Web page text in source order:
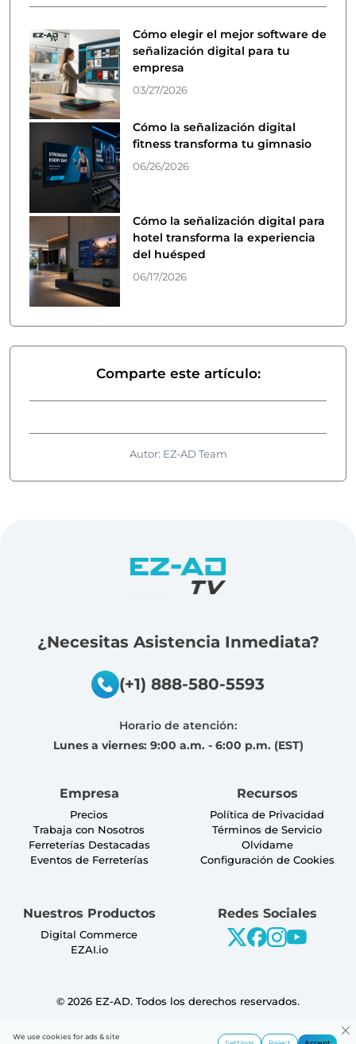
Cómo elegir el mejor software de
señalización digital para tu
empresa
03/27/2026
Cómo la señalización digital
fitness transforma tu gimnasio
06/26/2026
Cómo la señalización digital para
hotel transforma la experiencia
del huésped
06/17/2026
Comparte este artículo:
Autor: EZ-AD Team
We use cookies for ads & site
¿Necesitas Asistencia Inmediata?
(+1) 888-580-5593
Horario de atención:
Lunes a viernes: 9:00 a.m. - 6:00 p.m. (EST)
Nuestros Productos
Digital Commerce
EZAI.io
Recursos
Política de Privacidad
Términos de Servicio
Olvidame
Configuración de Cookies
Empresa
Precios
Trabaja con Nosotros
Ferreterías Destacadas
Eventos de Ferreterías
Redes Sociales
© 2026 EZ-AD. Todos los derechos reservados.